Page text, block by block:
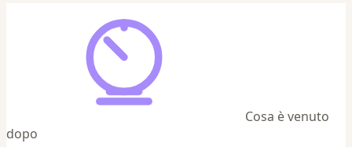
Cosa è venuto
dopo